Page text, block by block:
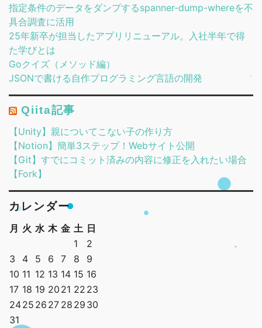
指定条件のデータをダンプするspanner-dump-whereを不
具合調査に活用
25年新卒が担当したアプリリニューアル。入社半年で得
た学びとは
Goクイズ（メソッド編）
JSONで書ける自作プログラミング言語の開発
Qiita記事
【Unity】親についてこない子の作り方
【Notion】簡単3ステップ！Webサイト公開
【Git】すでにコミット済みの内容に修正を入れたい場合
【Fork】
カレンダー
月 火 水 木 金 土 日
1
2
3
4 5 6 7 8
9
10 11 12 13 14 15 16
17 18 19 20 21 22 23
2425 26 27 28 29 30
31